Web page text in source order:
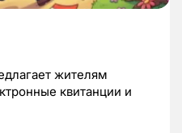
жителям
квитанции и